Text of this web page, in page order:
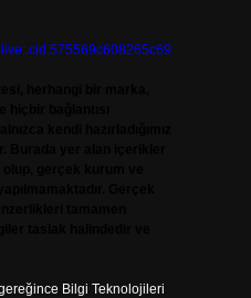
Bilgi Teknolojileri